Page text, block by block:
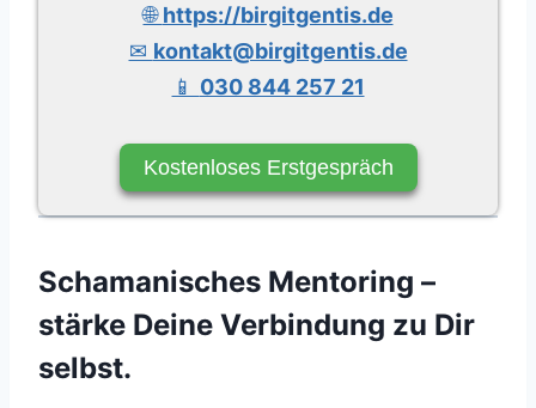
🌐https://birgitgentis.de
✉ kontakt@birgitgentis.de
📱 030 844 257 21
Kostenloses Erstgespräch
Schamanisches Mentoring –
stärke Deine Verbindung zu Dir
selbst.